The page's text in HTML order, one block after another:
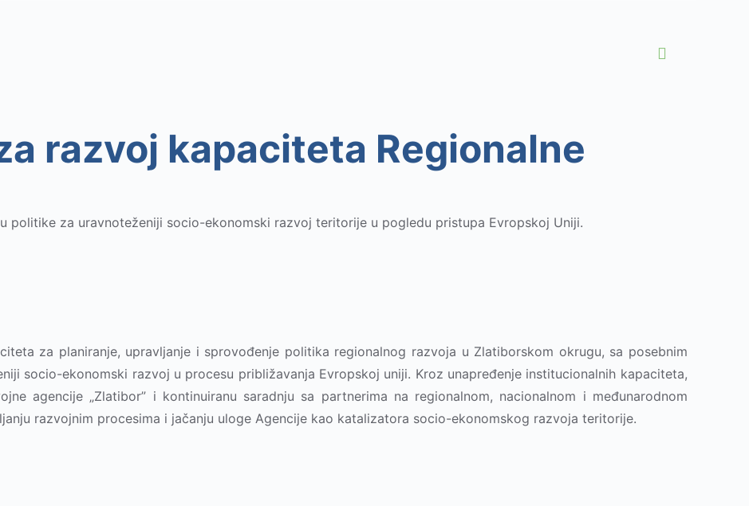
razvoj kapaciteta Regionalne
politike za uravnoteženiji socio-ekonomski razvoj teritorije u pogledu pristupa Evropskoj Uniji.
za planiranje, upravljanje i sprovođenje politika regionalnog razvoja u Zlatiborskom okrugu, sa posebnim
socio-ekonomski razvoj u procesu približavanja Evropskoj uniji. Kroz unapređenje institucionalnih kapaciteta,
agencije „Zlatibor” i kontinuiranu saradnju sa partnerima na regionalnom, nacionalnom i međunarodnom
razvojnim procesima i jačanju uloge Agencije kao katalizatora socio-ekonomskog razvoja teritorije.